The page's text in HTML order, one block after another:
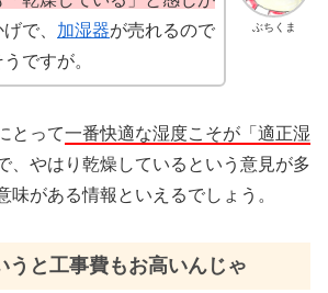
ぶちくま
で、 加湿器が売れるので
ですが。
とって一番快適な湿度こそが「適正湿
、やはり乾燥しているという意見が多
味がある情報といえるでしょう。
うと工事費もお高いんじゃ